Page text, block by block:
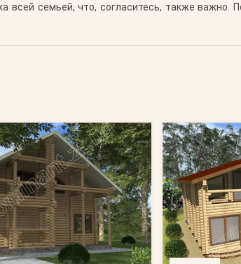
всей семьей, что, согласитесь, также